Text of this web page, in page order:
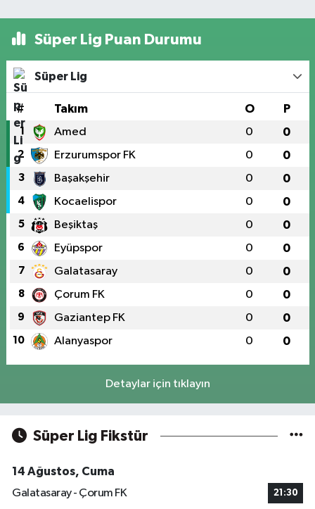
Süper Lig Puan Durumu
Süper Lig
# Takım O P
1 Amed 0 0
2 Erzurumspor FK 0 0
3 Başakşehir 0 0
4 Kocaelispor 0 0
5 Beşiktaş 0 0
6 Eyüpspor 0 0
7 Galatasaray 0 0
8 Çorum FK 0 0
9 Gaziantep FK 0 0
10 Alanyaspor 0 0
Detaylar için tıklayın
Süper Lig Fikstür
14 Ağustos, Cuma
Galatasaray - Çorum FK
21:30